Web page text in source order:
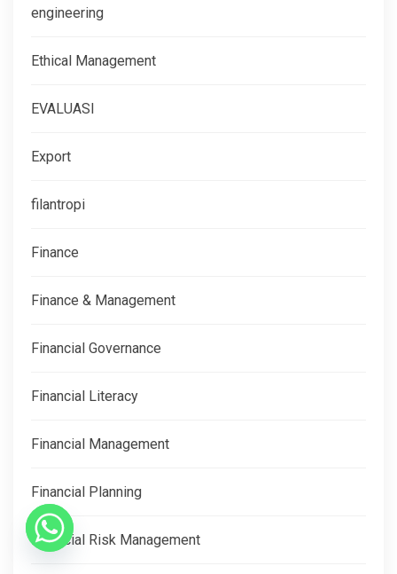
engineering
Ethical Management
EVALUASI
Export
filantropi
Finance
Finance & Management
Financial Governance
Financial Literacy
Financial Management
Financial Planning
Financial Risk Management